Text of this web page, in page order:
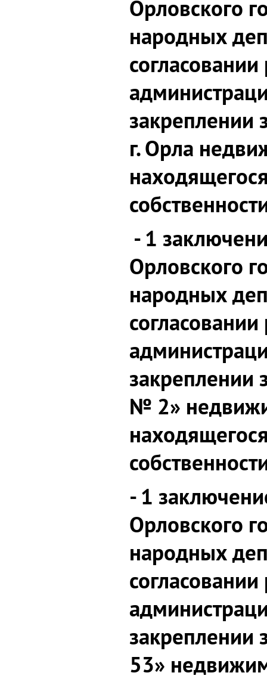
Орловского
народных
г. Орла
- 1
Орловского
народных
закреплении
№ 2»
- 1
Орловского
народных
53»